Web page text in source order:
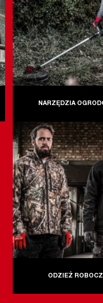
NARZĘDZIA
ODZIEŻ